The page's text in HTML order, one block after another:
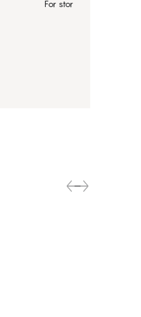
For stor